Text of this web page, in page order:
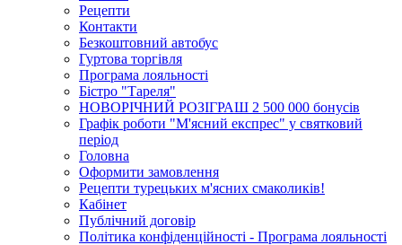
Рецепти
Контакти
Безкоштовний автобус
Гуртова торгівля
Програма лояльності
Бістро "Тареля"
НОВОРІЧНИЙ РОЗІГРАШ 2 500 000 бонусів
Графік роботи "М'ясний експрес" у святковий
період
Головна
Оформити замовлення
Рецепти турецьких м'ясних смаколиків!
Кабінет
Публічний договір
Політика конфіденційності - Програма лояльності